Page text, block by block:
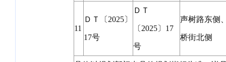
11
ＤＴ〔2025〕
17号
ＤＴ
〔2025〕17
号
声树路东侧
桥街北侧